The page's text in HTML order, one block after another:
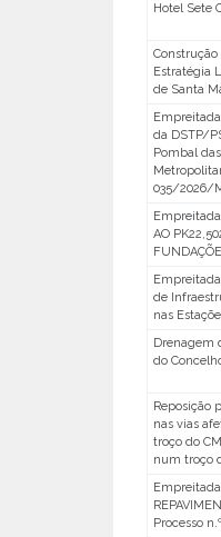
Hotel Sete
Construção
Estratégia
de Santa
da DSTP/
Pombal
035/2026/
Empreitada
AO
de
nas
Drenagem
do
Reposição
nas vias
troço do
num troço
Processo